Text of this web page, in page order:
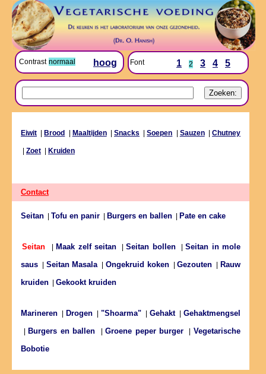
Contrast normaal hoog Font 1 2 3 4 5
Eiwit Brood Maaltijden|Snacks |Soepen Sauzen|Chutney
Zoet Kruiden
Contact
Seitan Tofu en panir Burgers en ballen Pate en cake
Seitan Maak zelf seitan |Seitan bollen|Seitan in mole
saus
Seitan Masala|Ongekruid koken|Gezouten
Rauw
kruiden
Gekookt kruiden
Marineren Drogen "Shoarma" Gehakt|Gehaktmengsel
Burgers en ballen |Groene peper burger |Vegetarische
Bobotie